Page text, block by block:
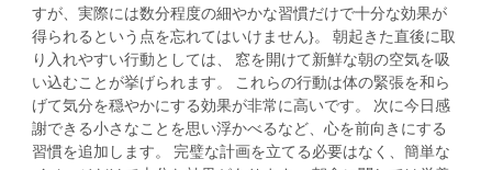
すが、実際には数分程度の細やかな習慣だけで十分な効果が
得られるという点を忘れてはいけません}。 朝起きた直後に取
り入れやすい行動としては、 窓を開けて新鮮な朝の空気を吸
い込むことが挙げられます。 これらの行動は体の緊張を和ら
げて気分を穏やかにする効果が非常に高いです。 次に今日感
謝できる小さなことを思い浮かべるなど、心を前向きにする
習慣を追加します。 完璧な計画を立てる必要はなく、簡単な